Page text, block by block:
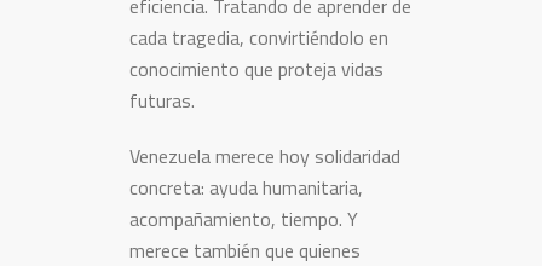
eficiencia. Tratando de aprender de
cada tragedia, convirtiéndolo en
conocimiento que proteja vidas
futuras.
Venezuela merece hoy solidaridad
concreta: ayuda humanitaria,
acompañamiento, tiempo. Y
merece también que quienes